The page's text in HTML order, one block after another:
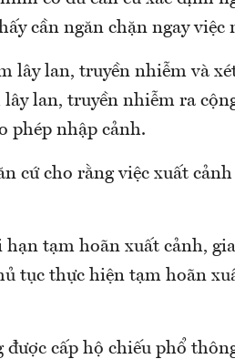
cần ngăn chặn ngay việc
lây lan, truyền nhiễm và
lan, truyền nhiễm ra
phép nhập cảnh.
cứ cho rằng việc xuất
tạm hoãn xuất cảnh,
tục thực hiện tạm hoãn
cấp hộ chiếu phổ